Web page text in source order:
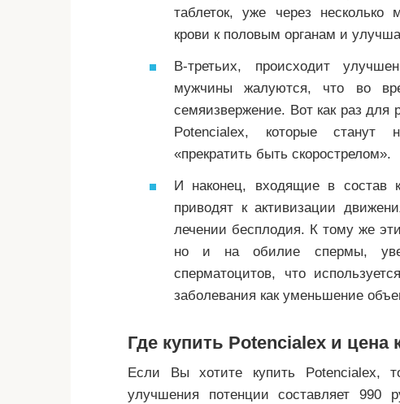
таблеток, уже через несколько
крови к половым органам и
В-третьих, происходит
мужчины жалуются, что во
семяизвержение. Вот как раз для
Potencialex, которые станут
«прекратить быть скорострелом».
И наконец, входящие в состав
приводят к активизации
лечении бесплодия. К тому же
но и на обилие спермы,
сперматоцитов, что
заболевания как уменьшение
Где купить Potencialex и цена
Если Вы хотите купить Potencialex,
улучшения потенции составляет 990